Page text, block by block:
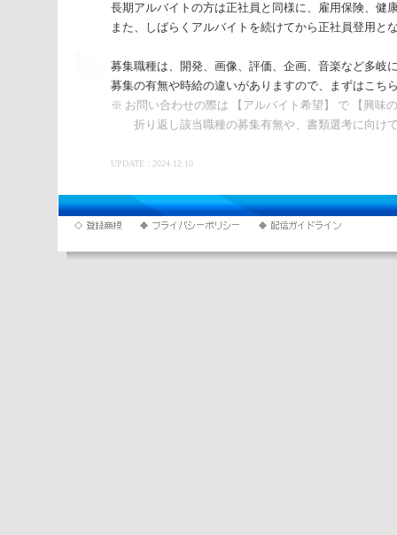
長期アルバイトの方は正社員と同様に、雇用保険、健
また、しばらくアルバイトを続けてから正社員登用と
募集職種は、開発、画像、評価、企画、音楽など多岐
募集の有無や時給の違いがありますので、まずはこち
※ お問い合わせの際は 【アルバイト希望】 で 【興味
折り返し該当職種の募集有無や、書類選考に向け
UPDATE : 2024.12.10